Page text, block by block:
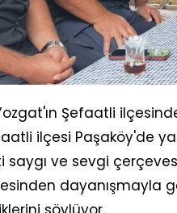
Şefaatli
ilçesi Paşaköy'de
saygı ve sevgi
dayanışmayla